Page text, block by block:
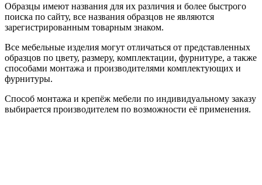
Образцы имеют названия для их различия и более быстрого
поиска по сайту, все названия образцов не являются
зарегистрированным товарным знаком.
Все мебельные изделия могут отличаться от представленных
образцов по цвету, размеру, комплектации, фурнитуре, а также
способами монтажа и производителями комплектующих и
фурнитуры.
Способ монтажа и крепёж мебели по индивидуальному заказу
выбирается производителем по возможности её применения.